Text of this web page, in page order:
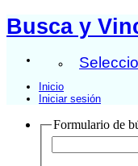
Busca y
Inicio
Iniciar sesión
Formulario de